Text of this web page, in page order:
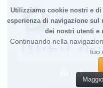
Utilizziamo cookie nostri e
esperienza di navigazione
dei nostri utenti e
Continuando nella
tuo